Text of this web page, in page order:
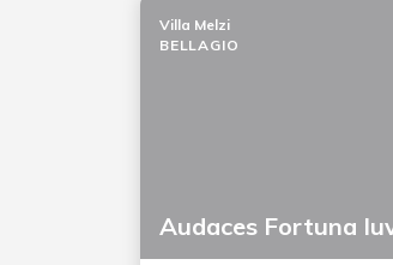
Audaces Fortuna
Villa Melzi
BELLAGIO